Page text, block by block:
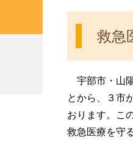
救急
宇部市・山
とから、３市
おります。こ
救急医療を守